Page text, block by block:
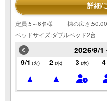
詳細/
定員:5～6名様 棟の広さ
ベッドサイズ:ダブルベッド2台
2026/9/1
9/1 (火) 2 (水) 3 (木) 4